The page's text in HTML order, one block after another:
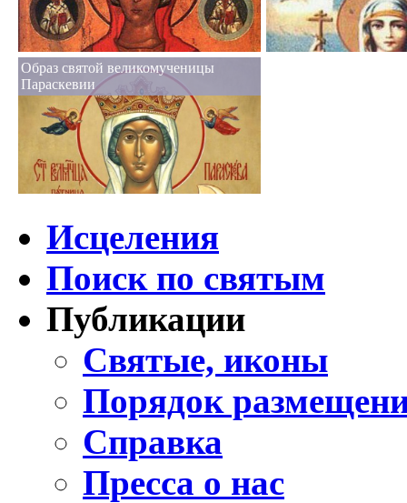
Образ святой великомученицы
Параскевии
Исцеления
Поиск по святым
Публикации
Святые, иконы
Порядок
Справка
Пресса о нас